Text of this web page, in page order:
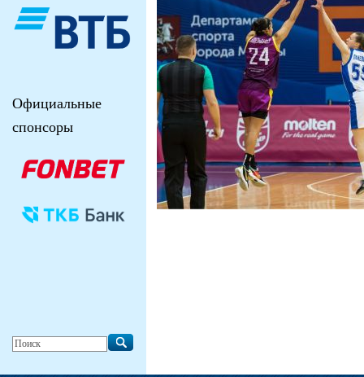
Официальные
спонсоры